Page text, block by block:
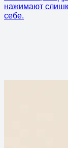
нажимают
себе.